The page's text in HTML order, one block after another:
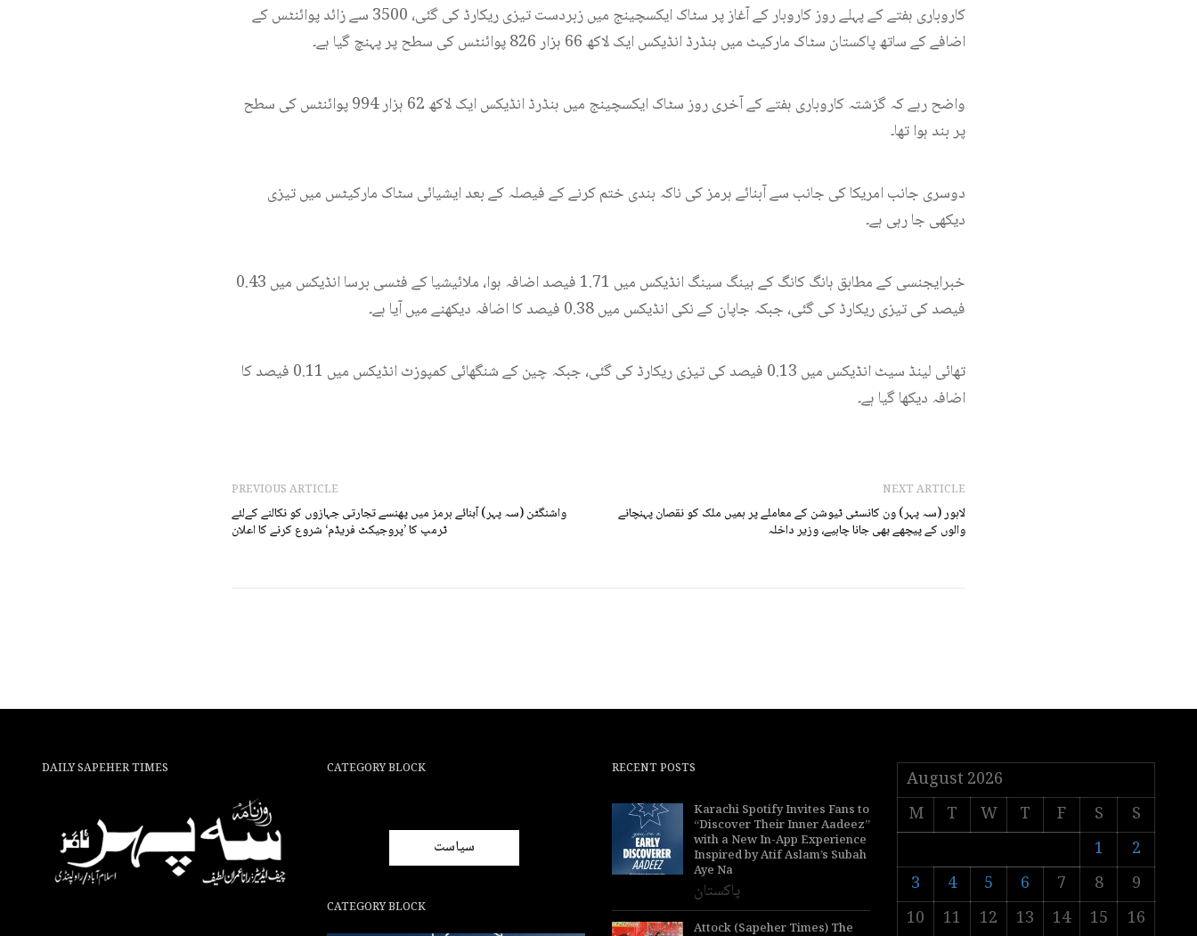
کاروباری ہفتے کے پہلے روز کاروبار کے آغاز پر سٹاک ایکسچینج میں زبردست تیزی ریکارڈ کی گئی، 3500 سے زائد پوائنٹس کے
اضافے کے ساتھ پاکستان سٹاک مارکیٹ میں ہنڈرڈ انڈیکس ایک لاکھ 66 ہزار 826 پوائنٹس کی سطح پر پہنچ گیا ہے۔
واضح رہے کہ گزشتہ کاروباری ہفتے کے آخری روز سٹاک ایکسچینج میں ہنڈرڈ انڈیکس ایک لاکھ 62 ہزار 994 پوائنٹس کی سطح
پر بند ہوا تھا۔
دوسری جانب امریکا کی جانب سے آبنائے ہرمز کی ناکہ بندی ختم کرنے کے فیصلہ کے بعد ایشیائی سٹاک مارکیٹس میں تیزی
دیکھی جا رہی ہے۔
خبرایجنسی کے مطابق ہانگ کانگ کے ہینگ سینگ انڈیکس میں 1.71 فیصد اضافہ ہوا، ملائیشیا کے فٹسی برسا انڈیکس میں 0.43
فیصد کی تیزی ریکارڈ کی گئی، جبکہ جاپان کے نکی انڈیکس میں 0.38 فیصد کا اضافہ دیکھنے میں آیا ہے۔
تھائی لینڈ سیٹ انڈیکس میں 0.13 فیصد کی تیزی ریکارڈ کی گئی، جبکہ چین کے شنگھائی کمپوزٹ انڈیکس میں 0.11 فیصد کا
اضافہ دیکھا گیا ہے۔
PREVIOUS ARTICLE
واشنگٹن (سہ پہر) آبنائے ہرمز میں پھنسے تجارتی جہازوں کو نکالنے کےلئے
ٹرمپ کا ’پروجیکٹ فریڈم‘ شروع کرنے کا اعلان
NEXT ARTICLE
لاہور (سہ پہر) ون کانسٹی ٹیوشن کے معاملے پر ہمیں ملک کو نقصان پہنچانے
والوں کے پیچھے بھی جانا چاہیے، وزیر داخلہ
DAILY SAPEHER TIMES CATEGORY BLOCK
سیاست
CATEGORY BLOCK
RECENT POSTS
Karachi Spotify Invites Fans to
“Discover Their Inner Aadeez”
with a New In-App Experience
Inspired by Atif Aslam’s Subah
Aye Na
پاکستان
Attock (Sapeher Times) The
August 2026
M
T W T F S
S
1
2
3
4 5 6 7 8
9
10
11 12 13 14 15 16